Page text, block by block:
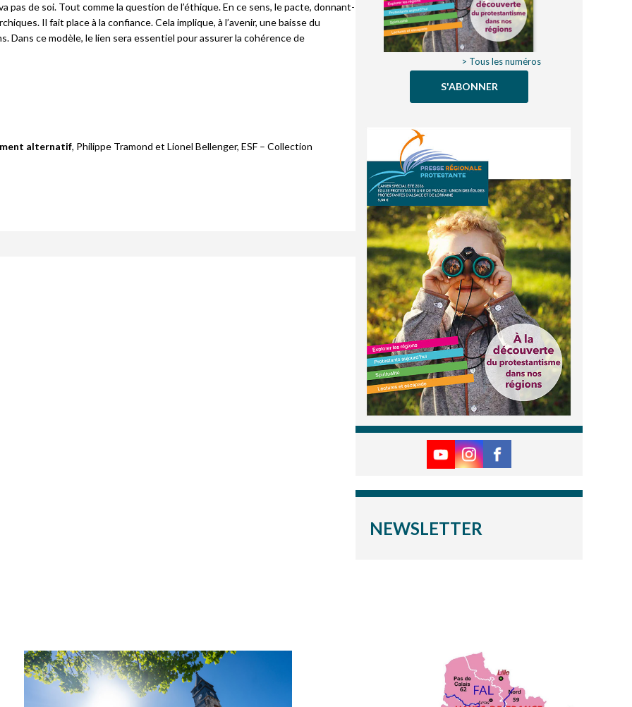
pas de soi. Tout comme la question de l’éthique. En ce sens, le pacte, donnant-
Il fait place à la confiance. Cela implique, à l’avenir, une baisse du
Dans ce modèle, le lien sera essentiel pour assurer la cohérence de
alternatif, Philippe Tramond et Lionel Bellenger, ESF – Collection
> Tous les numéros
S'ABONNER
NEWSLETTER